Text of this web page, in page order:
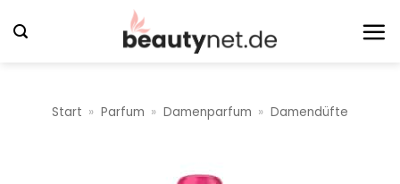
Inhalt
Start » Parfum » Damenparfum » Damendüfte